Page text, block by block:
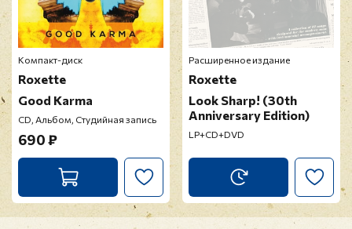
Отзыв*
Прикрепить фото
Оставить отзыв
Компакт-диск
Roxette
Good Karma
CD, Альбом, Студийная запись
690 ₽
Расширенное издание
Roxette
Look Sharp! (30th
Anniversary Edition)
LP+CD+DVD